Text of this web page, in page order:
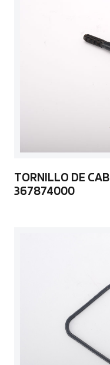
TORNILLO DE
367874000